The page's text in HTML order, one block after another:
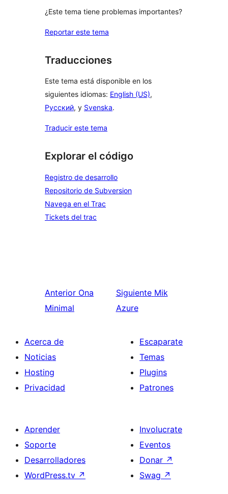
¿Este tema tiene problemas importantes?
Reportar este tema
Traducciones
Este tema está disponible en los
siguientes idiomas: English (US),
Русский, y Svenska.
Traducir este tema
Explorar el código
Registro de desarrollo
Repositorio de Subversion
Navega en el Trac
Tickets del trac
Anterior Ona
Minimal
Siguiente Mik
Azure
Acerca de
Noticias
Hosting
Privacidad
Escaparate
Temas
Plugins
Patrones
Aprender
Soporte
Desarrolladores
WordPress.tv ↗
Involucrate
Eventos
Donar ↗
Swag ↗